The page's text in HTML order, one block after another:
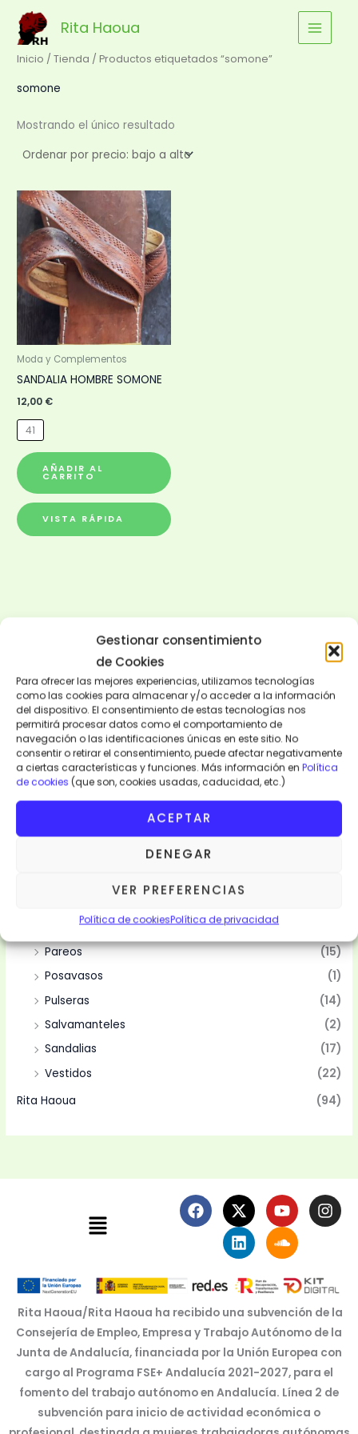
Gestionar consentimiento
de Cookies
Para ofrecer las mejores experiencias, utilizamos tecnologías
como las cookies para almacenar y/o acceder a la información
del dispositivo. El consentimiento de estas tecnologías nos
permitirá procesar datos como el comportamiento de
navegación o las identificaciones únicas en este sitio. No
consentir o retirar el consentimiento, puede afectar negativamente
a ciertas características y funciones. Más información en Política
de cookies (que son, cookies usadas, caducidad, etc.)
ACEPTAR
DENEGAR
VER PREFERENCIAS
Política de cookiesPolítica de privacidad
contenido
Rita Haoua
Categorias
Moda y Complementos
(94)
Manteles
Pareos
(15)
Posavasos
(1)
Pulseras
(14)
Salvamanteles
(2)
Sandalias
(17)
Vestidos
(22)
Rita Haoua
(94)
Inicio /Tienda / Productos etiquetados “somone”
somone
Mostrando el único resultado
Moda y Complementos
SANDALIA HOMBRE SOMONE
12,00 €
41
AÑADIR AL
CARRITO
producto
tiene
variantes.
Las
se
producto
VISTA RÁPIDA
Menú
F
a
c
o
o
k
X
-
t
w
i
t
t
e
r
Y
o
u
t
u
b
e
I
n
s
g
r
a
m
L
i
n
k
e
d
i
n
S
o
u
n
d
c
o
u
d
Rita Haoua/Rita Haoua ha recibido una subvención de la
Consejería de Empleo, Empresa y Trabajo Autónomo de la
Junta de Andalucía, financiada por la Unión Europea con
cargo al Programa FSE+ Andalucía 2021-2027, para el
fomento del trabajo autónomo en Andalucía. Línea 2 de
subvención para inicio de actividad económica o